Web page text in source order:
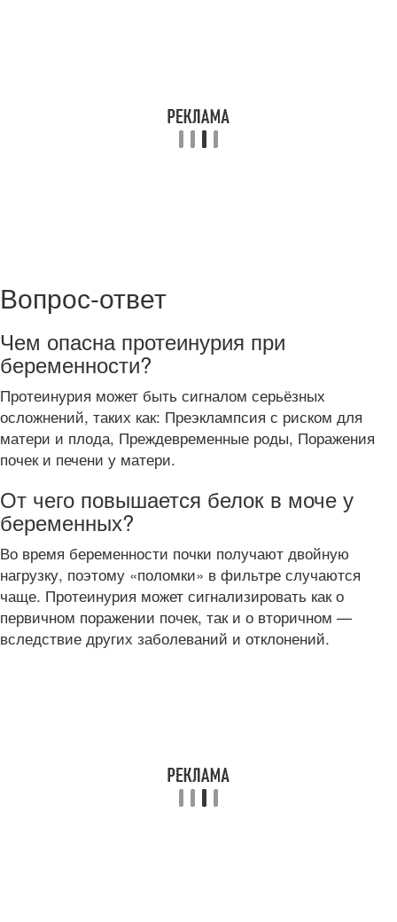
Вопрос-ответ
Чем опасна протеинурия при
беременности?
Протеинурия может быть сигналом серьёзных
осложнений, таких как: Преэклампсия с риском для
матери и плода, Преждевременные роды, Поражения
почек и печени у матери.
От чего повышается белок в моче у
беременных?
Во время беременности почки получают двойную
нагрузку, поэтому «поломки» в фильтре случаются
чаще. Протеинурия может сигнализировать как о
первичном поражении почек, так и о вторичном —
вследствие других заболеваний и отклонений.